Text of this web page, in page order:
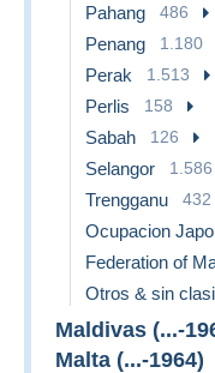
Pahang 486
Penang 1.180
Perak 1.513
Perlis 158
Sabah 126
Selangor 1.586
Trengganu 432
Ocupacion
Federation of
Otros & sin
Maldivas (...-
Malta (...-1964)